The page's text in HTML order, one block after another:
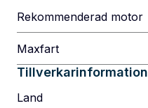
Rekommenderad motor
Maxfart
Tillverkarinformation
Land